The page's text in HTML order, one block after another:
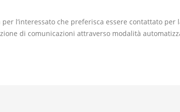
l’interessato che preferisca essere contattato
di comunicazioni attraverso modalità